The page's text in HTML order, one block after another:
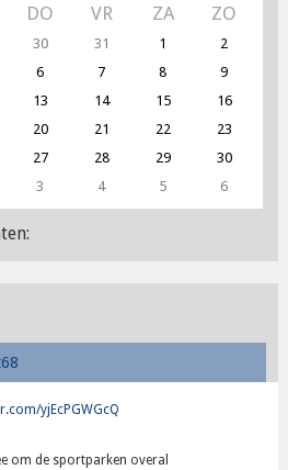
DO VR ZA ZO
30 31 1
2
6 7 8
9
13 14 15
16
20 21 22
23
27 28 29
30
3 4 5 6
yjEcPGWGcQ
om de sportparken overal